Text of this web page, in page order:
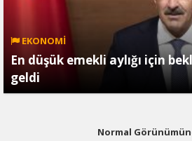
EKONOMİ
En düşük emekli aylığı için
geldi
Normal